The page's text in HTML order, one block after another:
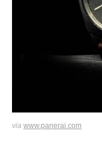
via www.panerai.com